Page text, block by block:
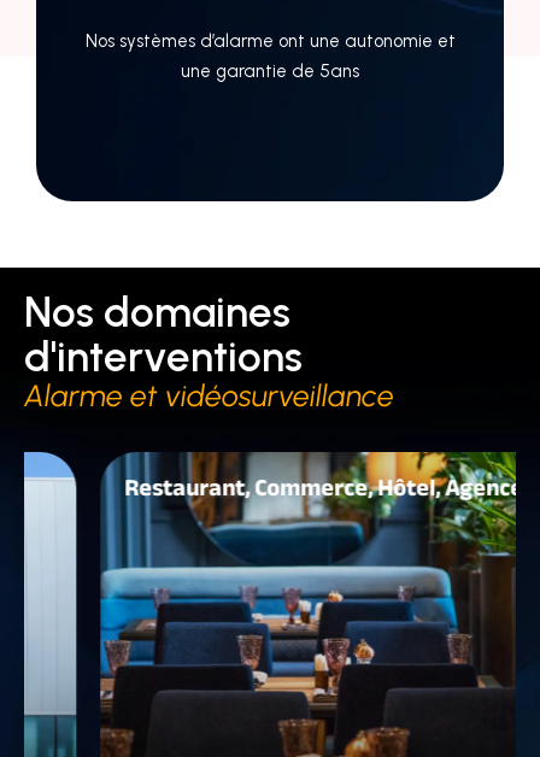
Nos systèmes d’alarme ont une autonomie et
une garantie de 5ans
Nos domaines
d'interventions
Alarme et vidéosurveillance
Restaurant, Commerce, Hôtel, Agence...